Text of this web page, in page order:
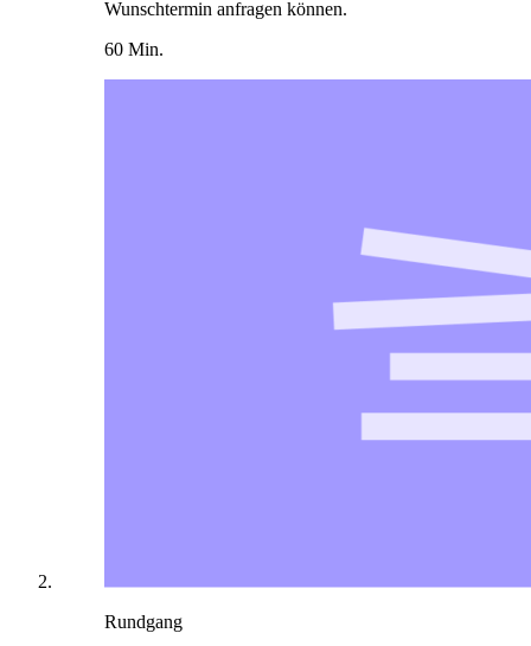
Wunschtermin anfragen können.
60 Min.
Rundgang